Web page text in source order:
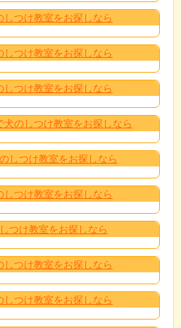
しつけ教室をお探しなら
しつけ教室をお探しなら
しつけ教室をお探しなら
犬のしつけ教室をお探しなら
しつけ教室をお探しなら
しつけ教室をお探しなら
つけ教室をお探しなら
しつけ教室をお探しなら
しつけ教室をお探しなら